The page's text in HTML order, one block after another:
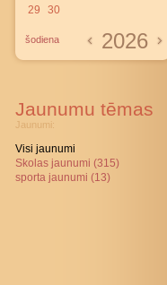
29
30
šodiena 2026
Jaunumu tēmas
Jaunumi:
Visi jaunumi
Skolas jaunumi (315)
sporta jaunumi (13)